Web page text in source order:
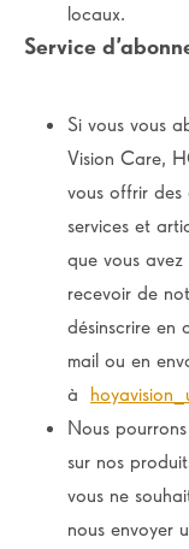
locaux.
Service
Si vous vous
Vision Care,
vous offrir des
services et
que vous avez
recevoir de
désinscrire en
mail ou en
à
Nous
sur nos
vous ne
nous envoyer